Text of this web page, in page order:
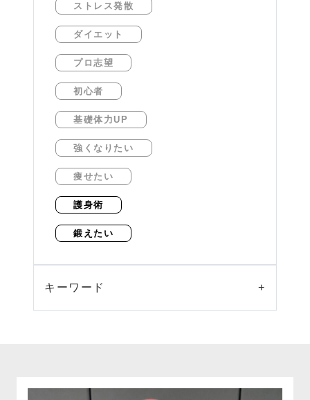
ストレス発散
ダイエット
プロ志望
初心者
基礎体力UP
強くなりたい
痩せたい
護身術
鍛えたい
キーワード +